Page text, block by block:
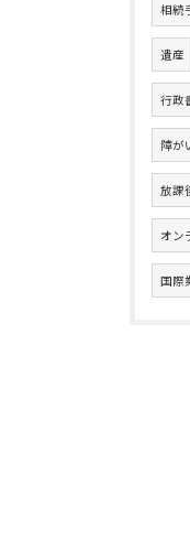
相続
遺産
行政
障が
放課
オン
国際